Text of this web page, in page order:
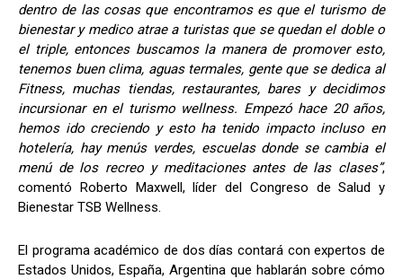
dentro de las cosas que encontramos es que el turismo de
bienestar y medico atrae a turistas que se quedan el doble o
el triple, entonces buscamos la manera de promover esto,
tenemos buen clima, aguas termales, gente que se dedica al
Fitness, muchas tiendas, restaurantes, bares y decidimos
incursionar en el turismo wellness. Empezó hace 20 años,
hemos ido creciendo y esto ha tenido impacto incluso en
hotelería, hay menús verdes, escuelas donde se cambia el
menú de los recreo y meditaciones antes de las clases”,
comentó Roberto Maxwell, líder del Congreso de Salud y
Bienestar TSB Wellness.
El programa académico de dos días contará con expertos de
Estados Unidos, España, Argentina que hablarán sobre cómo